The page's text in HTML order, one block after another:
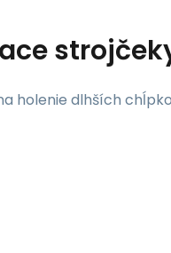
holenie dlhších